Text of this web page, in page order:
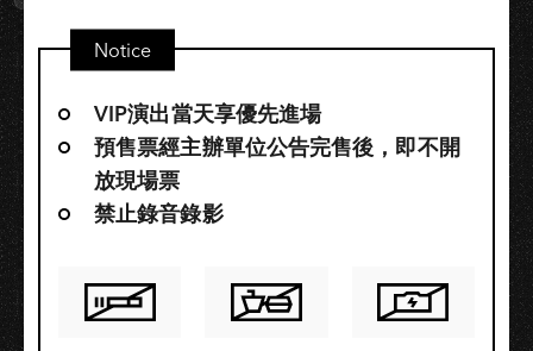
Notice
VIP演出當天享優先進場
預售票經主辦單位公告完售後，即不開
放現場票
禁止錄音錄影